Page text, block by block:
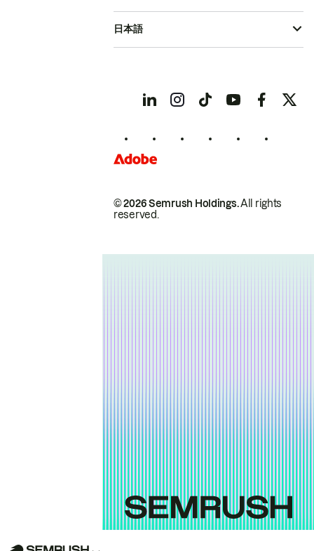
© 2026 Semrush Holdings.All rights
reserved.
日本語